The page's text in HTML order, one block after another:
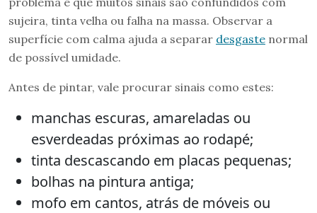
sujeira, tinta velha ou falha na massa. Observar a
superfície com calma ajuda a separar desgaste normal
de possível umidade.
Antes de pintar, vale procurar sinais como estes:
manchas escuras, amareladas ou
esverdeadas próximas ao rodapé;
tinta descascando em placas pequenas;
bolhas na pintura antiga;
mofo em cantos, atrás de móveis ou